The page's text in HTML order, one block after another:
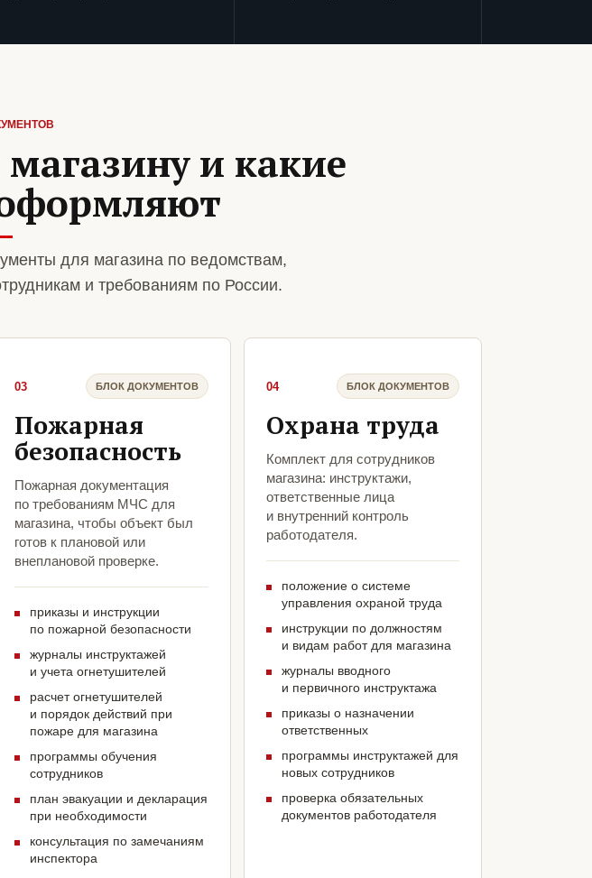
и какие
для магазина по ведомствам,
и требованиям по России.
03 БЛОК ДОКУМЕНТОВ
Пожарная
безопасность
Пожарная документация
по требованиям МЧС для
магазина, чтобы объект был
готов к плановой или
внеплановой проверке.
приказы и инструкции
по пожарной безопасности
журналы инструктажей
и учета огнетушителей
расчет огнетушителей
и порядок действий при
пожаре для магазина
программы обучения
сотрудников
план эвакуации и декларация
при необходимости
консультация по замечаниям
инспектора
04 БЛОК ДОКУМЕНТОВ
Охрана труда
Комплект для сотрудников
магазина: инструктажи,
ответственные лица
и внутренний контроль
работодателя.
положение о системе
управления охраной труда
инструкции по должностям
и видам работ для магазина
журналы вводного
и первичного инструктажа
приказы о назначении
ответственных
программы инструктажей для
новых сотрудников
проверка обязательных
документов работодателя